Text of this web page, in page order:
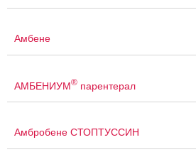
Амбене
АМБЕНИУМ® парентерал
Амбробене СТОПТУССИН